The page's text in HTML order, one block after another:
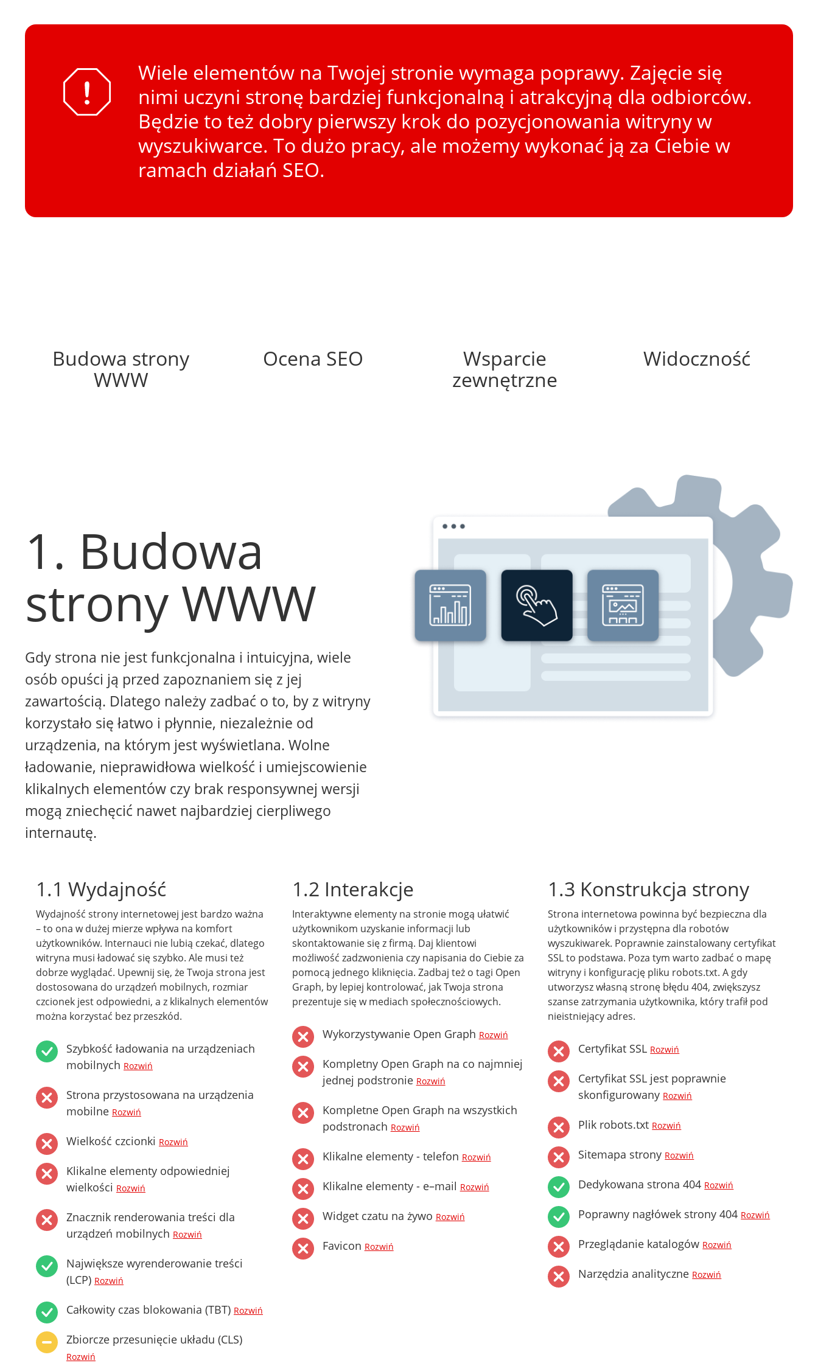
Wiele elementów na Twojej stronie wymaga poprawy. Zajęcie się
nimi uczyni stronę bardziej funkcjonalną i atrakcyjną dla odbiorców.
Będzie to też dobry pierwszy krok do pozycjonowania witryny w
wyszukiwarce. To dużo pracy, ale możemy wykonać ją za Ciebie w
ramach działań SEO.
Budowa strony
WWW
Ocena SEO
Wsparcie
zewnętrzne
Widoczność
1. Budowa
strony WWW
Gdy strona nie jest funkcjonalna i intuicyjna, wiele
osób opuści ją przed zapoznaniem się z jej
zawartością. Dlatego należy zadbać o to, by z witryny
korzystało się łatwo i płynnie, niezależnie od
urządzenia, na którym jest wyświetlana. Wolne
ładowanie, nieprawidłowa wielkość i umiejscowienie
klikalnych elementów czy brak responsywnej wersji
mogą zniechęcić nawet najbardziej cierpliwego
internautę.
1.1 Wydajność
Wydajność strony internetowej jest bardzo ważna
– to ona w dużej mierze wpływa na komfort
użytkowników. Internauci nie lubią czekać, dlatego
witryna musi ładować się szybko. Ale musi też
dobrze wyglądać. Upewnij się, że Twoja strona jest
dostosowana do urządzeń mobilnych, rozmiar
czcionek jest odpowiedni, a z klikalnych elementów
można korzystać bez przeszkód.
Szybkość ładowania na urządzeniach
mobilnych Rozwiń
Strona przystosowana na urządzenia
mobilne Rozwiń
Wielkość czcionki Rozwiń
Klikalne elementy odpowiedniej
wielkości Rozwiń
Znacznik renderowania treści dla
urządzeń mobilnych Rozwiń
Największe wyrenderowanie treści
(LCP) Rozwiń
Całkowity czas blokowania (TBT) Rozwiń
Zbiorcze przesunięcie układu (CLS)
Rozwiń
1.2 Interakcje
Interaktywne elementy na stronie mogą ułatwić
użytkownikom uzyskanie informacji lub
skontaktowanie się z firmą. Daj klientowi
możliwość zadzwonienia czy napisania do Ciebie za
pomocą jednego kliknięcia. Zadbaj też o tagi Open
Graph, by lepiej kontrolować, jak Twoja strona
prezentuje się w mediach społecznościowych.
Wykorzystywanie Open Graph Rozwiń
Kompletny Open Graph na co najmniej
jednej podstronie Rozwiń
Kompletne Open Graph na wszystkich
podstronach Rozwiń
Klikalne elementy - telefon Rozwiń
Klikalne elementy - e–mail Rozwiń
Widget czatu na żywo Rozwiń
Favicon Rozwiń
1.3 Konstrukcja strony
Strona internetowa powinna być bezpieczna dla
użytkowników i przystępna dla robotów
wyszukiwarek. Poprawnie zainstalowany certyfikat
SSL to podstawa. Poza tym warto zadbać o mapę
witryny i konfigurację pliku robots.txt. A gdy
utworzysz własną stronę błędu 404, zwiększysz
szanse zatrzymania użytkownika, który trafił pod
nieistniejący adres.
Certyfikat SSL Rozwiń
Certyfikat SSL jest poprawnie
skonfigurowany Rozwiń
Plik robots.txt Rozwiń
Sitemapa strony Rozwiń
Dedykowana strona 404 Rozwiń
Poprawny nagłówek strony 404 Rozwiń
Przeglądanie katalogów Rozwiń
Narzędzia analityczne Rozwiń